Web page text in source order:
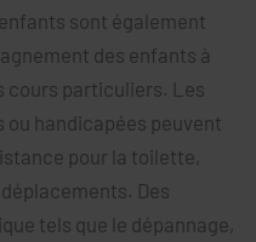
sont également
des enfants à
cours particuliers. Les
ou handicapées peuvent
pour la toilette,
Des
tels que le dépannage,